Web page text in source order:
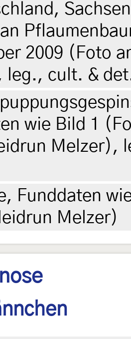
2009 (Foto
leg., cult. &
wie Bild 1
Melzer),
Funddaten
Melzer)